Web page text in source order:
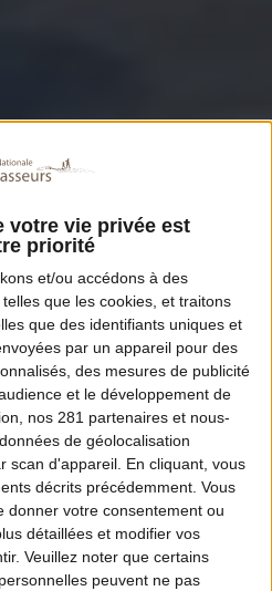
votre vie privée est
priorité
et/ou accédons à des
que les cookies, et traitons
que des identifiants uniques et
par un appareil pour des
des mesures de publicité
et le développement de
nos 281 partenaires et nous-
de géolocalisation
scan d'appareil. En cliquant, vous
décrits précédemment. Vous
donner votre consentement ou
détaillées et modifier vos
Veuillez noter que certains
peuvent ne pas